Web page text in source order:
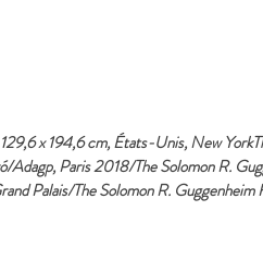
x 194,6 cm, États-Unis, New
Adagp, Paris 2018/The Solomon R.
Palais/The Solomon R.